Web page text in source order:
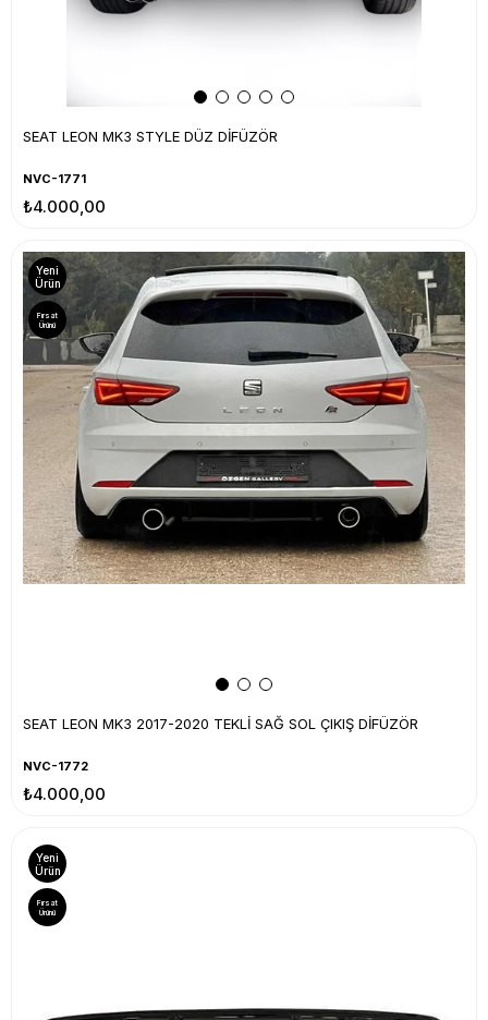
SEAT LEON MK3 STYLE DÜZ DİFÜZÖR
NVC-1771
₺4.000,00
SEAT LEON MK3 2017-2020 TEKLİ SAĞ SOL ÇIKIŞ DİFÜZÖR
NVC-1772
₺4.000,00
Yeni
Ürün
Fırsat
Ürünü
Yeni
Ürün
Fırsat
Ürünü